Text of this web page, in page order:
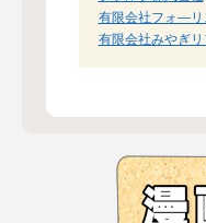
有限会社フォ―リ
有限会社みやぎ